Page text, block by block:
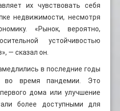
их чувствовать себя
недвижимости, несмотря
«Рынок, вероятно,
устойчивостью
— сказал он.
в последние годы
во время пандемии. Это
дома или улучшение
более доступными для